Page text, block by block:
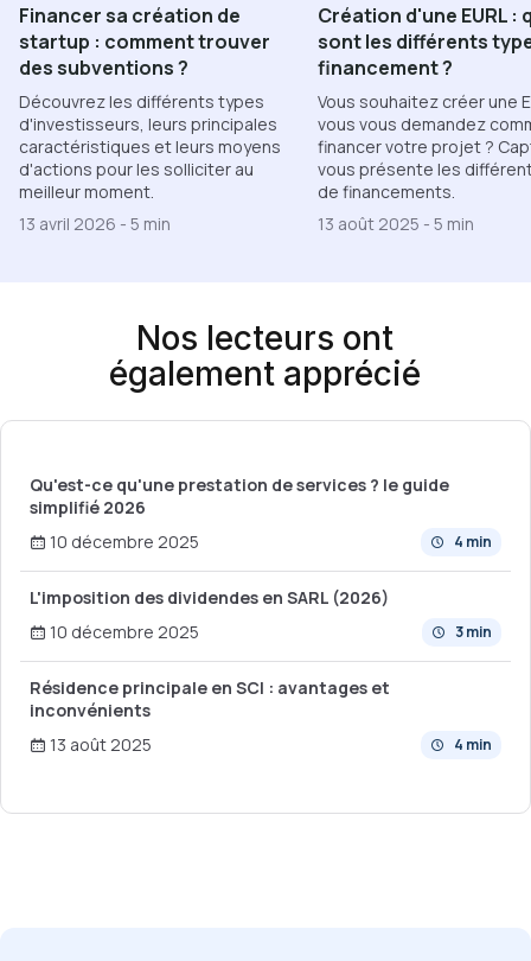
Financer sa création de
startup : comment trouver
des subventions ?
Découvrez les différents types
d'investisseurs, leurs principales
caractéristiques et leurs moyens
d'actions pour les solliciter au
meilleur moment.
13 avril 2026 - 5 min
Création d'une EURL :
sont les différents
financement ?
Vous souhaitez créer une
vous vous demandez
financer votre projet ?
vous présente les
de financements.
13 août 2025 - 5 min
Nos lecteurs ont
également apprécié
Qu'est-ce qu'une prestation de services ? le guide
simplifié 2026
4 min
10 décembre 2025
L'imposition des dividendes en SARL (2026)
3 min
10 décembre 2025
Résidence principale en SCI : avantages et
inconvénients
4 min
13 août 2025